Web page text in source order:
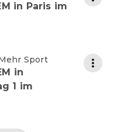
in Paris im
Sport
in
1 im